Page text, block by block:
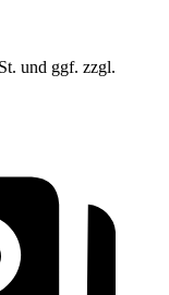
und ggf. zzgl.